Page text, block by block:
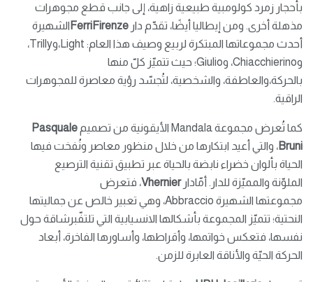
بأحجار زمرد كولومبية طبيعية زاهية، إلى جانب قطع مجوهرات
مذهلة أخرى. ومن إيطاليا أيضًا، تقدّم دار FerriFirenze الشهيرة
أحدث مجموعاتها المبتكرة لربيع وصيف هذا العام: Light،وTrilly،
وChiacchierino، وGiulio؛ حيث تتميّز كلّ منها
بالحركة،والعاطفة، والشخصية، لتُجسّد رؤية معاصرة للمجوهرات
الراقية.
كما تُعرض مجموعة Mandala الأيقونية من تصميم
Pasquale
Bruni، والتي أعيد ابتكارها من خلال منظور معاصر ونُفخت فيها
الحياة بألوان خضراء نابضة بالحياة عبر تطبيق تقنية الترصيع
الملوّنة والمميّزة للدار. أمّادارVhernier، فتعرض
مجموعتها الشهيرة Abbraccio، وهي تعبير خالص عن جماليتها
النحتية؛ تتميّز المجموعة بأشكالها الانسيابية التي تلتفّبرشاقة حول
نفسها، فتعكس خواتمها، وأقراطها، وأساورها الفاخرة، أبعاد
الحركة الحيّة والأناقة العابرة للزمن.